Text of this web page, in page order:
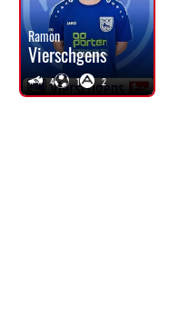
Ramon
Vierschgens
4 1 2